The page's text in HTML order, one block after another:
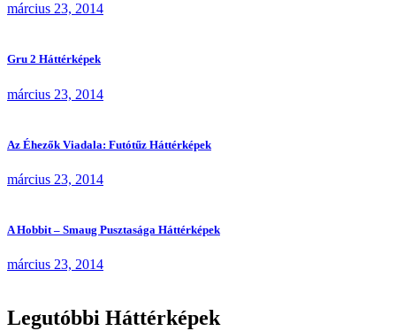
március 23, 2014
Gru 2 Háttérképek
március 23, 2014
Az Éhezők Viadala: Futótűz Háttérképek
március 23, 2014
A Hobbit – Smaug Pusztasága Háttérképek
március 23, 2014
Legutóbbi Háttérképek